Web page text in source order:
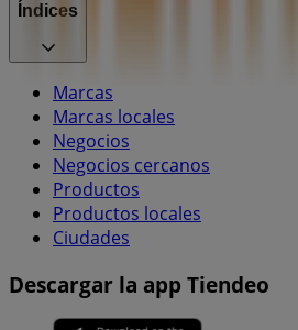
Índices
Marcas
Marcas locales
Negocios
Negocios cercanos
Productos
Productos locales
Ciudades
Descargar la app Tiendeo